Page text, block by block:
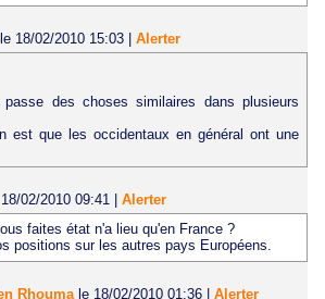
le 18/02/2010 15:03
Alerter
des choses similaires dans plusieurs
est que les occidentaux en général ont une
02/2010 09:41 | Alerter
faites état n'a lieu qu'en France ?
positions sur les autres pays Européens.
Rhouma le 18/02/2010 01:36 Alerter